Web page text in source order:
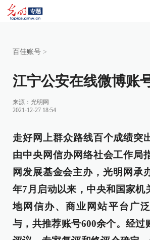
百佳账号 >
江宁公安在线微博账
来源： 光明网
2021-12-27 18:54
走好网上群众路线百个成绩突
由中央网信办网络社会工作局
网发展基金会主办，光明网承
年7月启动以来，中央和国家机
地网信办、商业网站平台广
与，共推荐账号600余个。经过